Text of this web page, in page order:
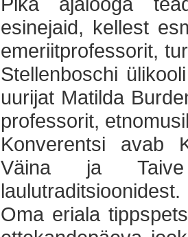
esinejaid, kellest
emeriitprofessorit,
Stellenboschi
uurijat Matilda
professorit,
Konverentsi avab
Väina ja Taive
laulutraditsioonidest.
Oma eriala